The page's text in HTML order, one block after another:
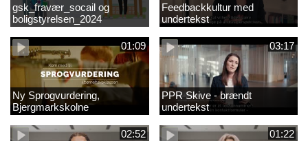
gsk_fravær_socail og
boligstyrelsen_2024
Feedbackkultur med
undertekst
01:09
Ny Sprogvurdering,
Bjergmarkskolne
03:17
PPR Skive - brændt
undertekst
02:52 01:22